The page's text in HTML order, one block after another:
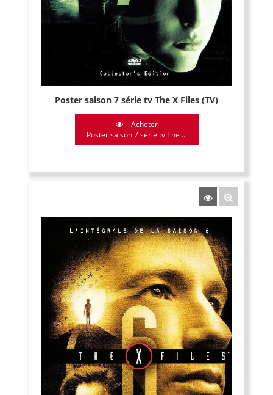
Poster saison 7 série tv The X Files (TV)
Acheter
Poster saison 7 série tv The ...